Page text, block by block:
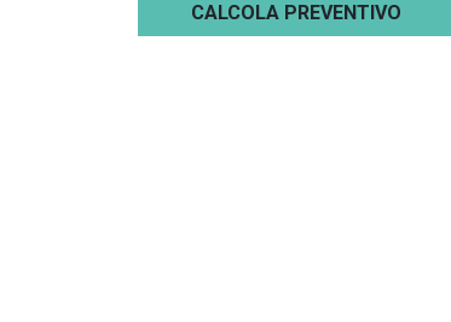
CALCOLA PREVENTIVO